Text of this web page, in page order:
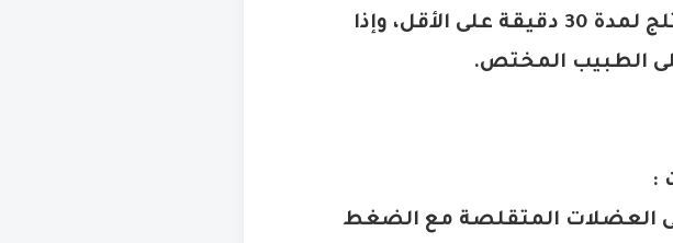
يوضع على العين شاش أو منديل مبلل بماء مثلج لمدة 30 دقيقة على الأقل، وإذا
الطبيب المختص.
:
العضلات المتقلصة مع الضغط